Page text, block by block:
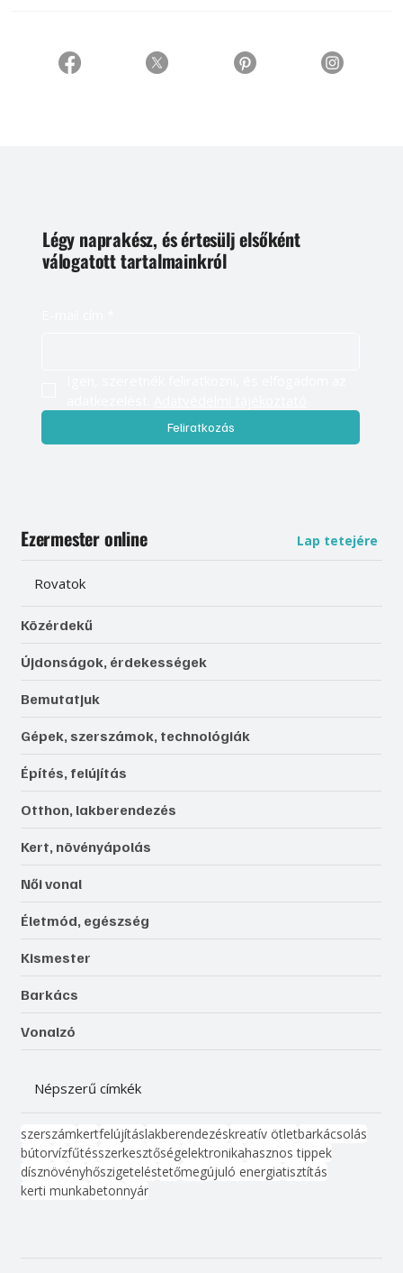
Légy naprakész, és értesülj elsőként
válogatott tartalmainkról
Feliratkozás
Ezermester online Lap tetejére
Rovatok
Közérdekű
Újdonságok, érdekességek
Bemutatjuk
Gépek, szerszámok, technológiák
Építés, felújítás
Otthon, lakberendezés
Kert, növényápolás
Női vonal
Életmód, egészség
Kismester
Barkács
Vonalzó
Népszerű címkék
szerszámkertfelújításlakberendezéskreatív ötletbarkácsolás
bútorvízfűtésszerkesztőségelektronikahasznos tippek
dísznövényhőszigeteléstetőmegújuló energiatisztítás
kerti munkabetonnyár